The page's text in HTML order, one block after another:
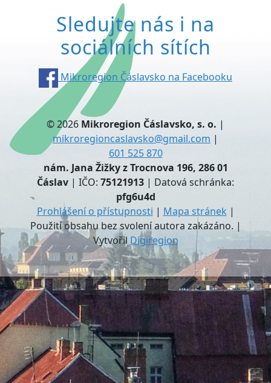
Sledujte nás i na
sociálních sítích
Mikroregion Čáslavsko na Facebooku
© 2026 Mikroregion Čáslavsko, s. o. |
mikroregioncaslavsko@gmail.com |
601 525 870
nám. Jana Žižky z Trocnova 196, 286 01
Čáslav | IČO: 75121913 | Datová schránka:
pfg6u4d
Prohlášení o přístupnosti | Mapa stránek |
Použití obsahu bez svolení autora zakázáno. |
Vytvořil Digiregion